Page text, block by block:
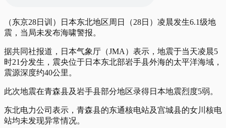
（东京28日训）日本东北地区周日（28日）凌晨发生6.1级地
震，当局未发布海啸警报。
据共同社报道，日本气象厅（JMA）表示，地震于当天凌晨5
时21分发生，震央位于日本东北部岩手县外海的太平洋海域，
震源深度约40公里。
此次地震在青森县及岩手县部分地区录得日本地震烈度5弱。
东北电力公司表示，青森县的东通核电站及宫城县的女川核电
站均未发现异常情况。